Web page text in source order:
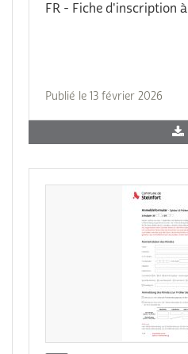
FR - Fiche d'inscription
Publié le 13 février 2026